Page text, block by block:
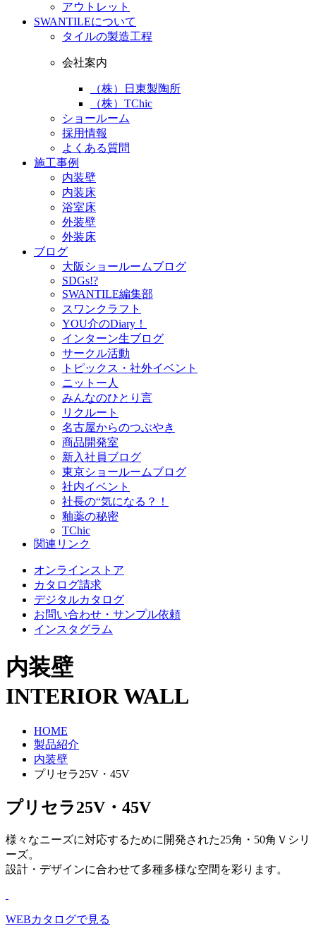
アウトレット
SWANTILEについて
タイルの製造工程
会社案内
（株）日東製陶所
（株）TChic
ショールーム
採用情報
よくある質問
施工事例
内装壁
内装床
浴室床
外装壁
外装床
ブログ
大阪ショールームブログ
SDGs!?
SWANTILE編集部
スワンクラフト
YOU介のDiary！
インターン生ブログ
サークル活動
トピックス・社外イベント
ニットー人
みんなのひとり言
リクルート
名古屋からのつぶやき
商品開発室
新入社員ブログ
東京ショールームブログ
社内イベント
社長の“気になる？！
釉薬の秘密
TChic
関連リンク
オンラインストア
カタログ請求
デジタルカタログ
お問い合わせ・サンプル依頼
インスタグラム
内装壁
INTERIOR WALL
HOME
製品紹介
内装壁
プリセラ25V・45V
プリセラ25V・45V
様々なニーズに対応するために開発された25角・50角Ｖシリ
ーズ。
設計・デザインに合わせて多種多様な空間を彩ります。
WEBカタログで見る